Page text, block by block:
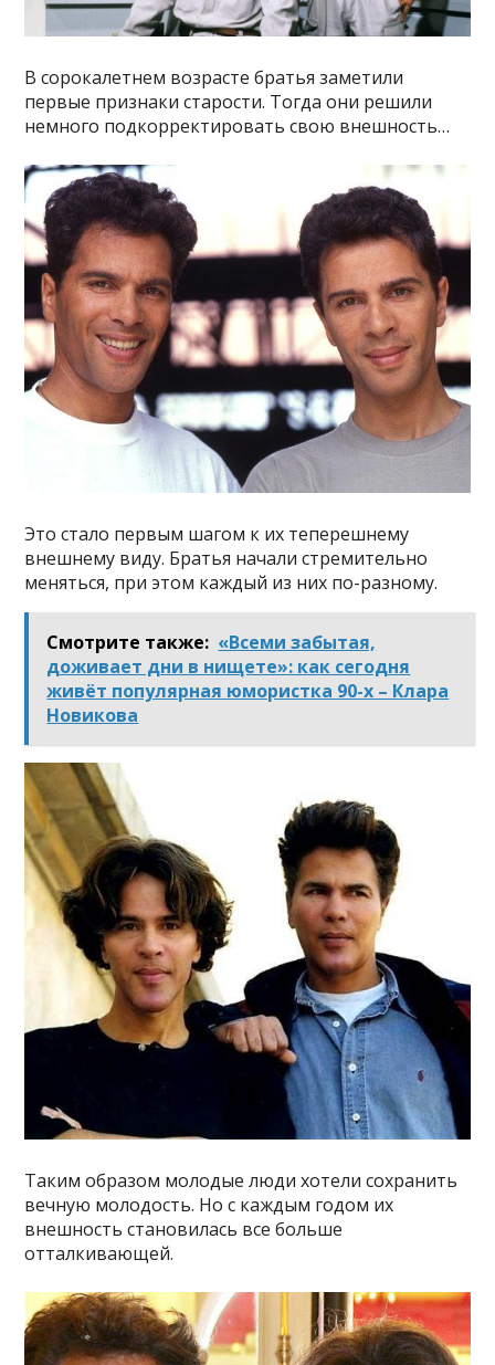
В сорокалетнем возрасте братья заметили
первые признаки старости. Тогда они решили
немного подкорректировать свою внешность…
Это стало первым шагом к их теперешнему
внешнему виду. Братья начали стремительно
меняться, при этом каждый из них по-разному.
Смотрите также: «Всеми забытая,
доживает дни в нищете»: как сегодня
живёт популярная юмористка 90-х – Клара
Новикова
Таким образом молодые люди хотели сохранить
вечную молодость. Но с каждым годом их
внешность становилась все больше
отталкивающей.